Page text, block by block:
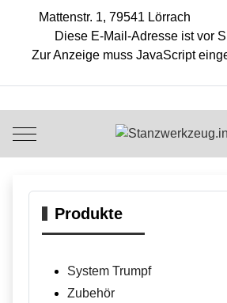
Mattenstr. 1, 79541 Lörrach
Diese E-Mail-Adresse ist vor
Zur Anzeige muss JavaScript
Mobile Menu Toggle
Produkte
System Trumpf
Zubehör